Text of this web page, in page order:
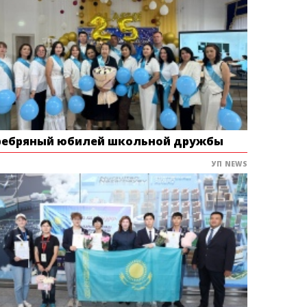
юбилей школьной дружбы
УП NEWS